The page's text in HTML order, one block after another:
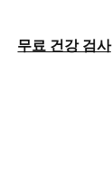
무료 건강 검사